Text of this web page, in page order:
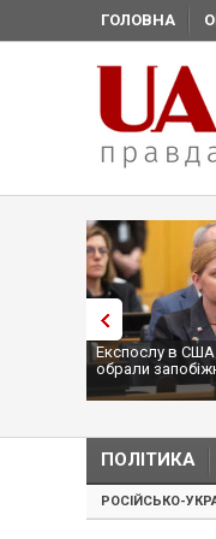
ГОЛОВНА
Експослу в США
обрали
ПОЛІТИКА
РОСІЙСЬКО-